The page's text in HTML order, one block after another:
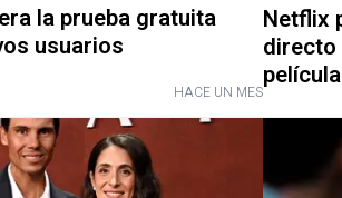
la prueba gratuita
usuarios
HACE UN MES
Netflix